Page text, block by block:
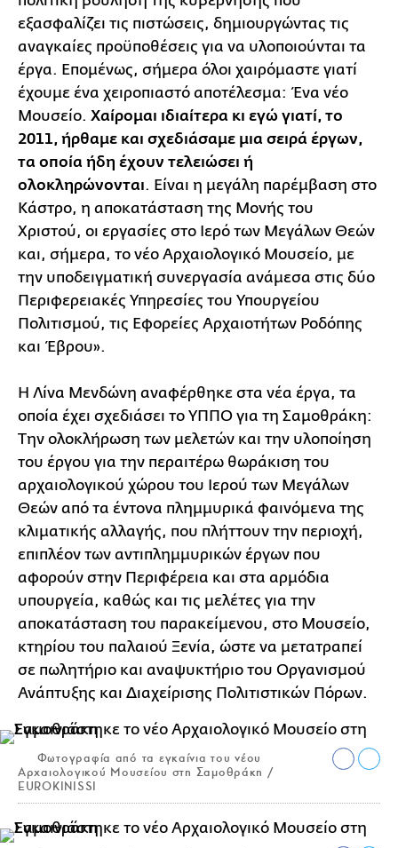
εξασφαλίζει τις πιστώσεις, δημιουργώντας τις
αναγκαίες προϋποθέσεις για να υλοποιούνται τα
έργα. Επομένως, σήμερα όλοι χαιρόμαστε γιατί
έχουμε ένα χειροπιαστό αποτέλεσμα: Ένα νέο
Μουσείο. Χαίρομαι ιδιαίτερα κι εγώ γιατί, το
2011, ήρθαμε και σχεδιάσαμε μια σειρά έργων,
τα οποία ήδη έχουν τελειώσει ή
ολοκληρώνονται. Είναι η μεγάλη παρέμβαση στο
Κάστρο, η αποκατάσταση της Μονής του
Χριστού, οι εργασίες στο Ιερό των Μεγάλων Θεών
και, σήμερα, το νέο Αρχαιολογικό Μουσείο, με
την υποδειγματική συνεργασία ανάμεσα στις δύο
Περιφερειακές Υπηρεσίες του Υπουργείου
Πολιτισμού, τις Εφορείες Αρχαιοτήτων Ροδόπης
και Έβρου».
Η Λίνα Μενδώνη αναφέρθηκε στα νέα έργα, τα
οποία έχει σχεδιάσει το ΥΠΠΟ για τη Σαμοθράκη:
Την ολοκλήρωση των μελετών και την υλοποίηση
του έργου για την περαιτέρω θωράκιση του
αρχαιολογικού χώρου του Ιερού των Μεγάλων
Θεών από τα έντονα πλημμυρικά φαινόμενα της
κλιματικής αλλαγής, που πλήττουν την περιοχή,
επιπλέον των αντιπλημμυρικών έργων που
αφορούν στην Περιφέρεια και στα αρμόδια
υπουργεία, καθώς και τις μελέτες για την
αποκατάσταση του παρακείμενου, στο Μουσείο,
κτηρίου του παλαιού Ξενία, ώστε να μετατραπεί
σε πωλητήριο και αναψυκτήριο του Οργανισμού
Ανάπτυξης και Διαχείρισης Πολιτιστικών Πόρων.
Φωτογραφία από τα εγκαίνια του νέου
Αρχαιολογικού Μουσείου στη Σαμοθράκη /
EUROKINISSI